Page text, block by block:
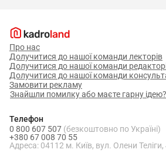
Про нас
Долучитися до нашої команди лекторів
Долучитися до нашої команди
Долучитися до нашої команди
Замовити рекламу
Знайшли помилку або маєте гарну ідею?
Телефон
0 800 607 507 (безкоштовно по Україні)
+380 67 008 70 55
Адреса: 04112 м. Київ, вул. Олени Теліги,